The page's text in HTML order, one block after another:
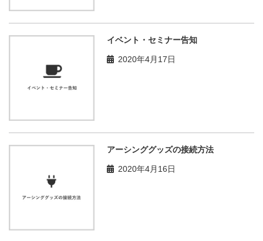
イベント・セミナー告知
2020年4月17日
アーシンググッズの接続方法
2020年4月16日